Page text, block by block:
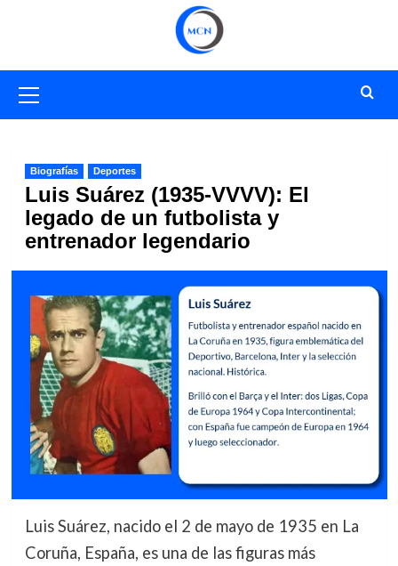
primario
Biografías Deportes
Luis Suárez (1935-VVVV): El
legado de un futbolista y
entrenador legendario
Luis Suárez, nacido el 2 de mayo de 1935 en La
Coruña, España, es una de las figuras más